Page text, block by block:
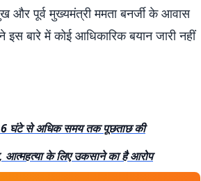
और पूर्व मुख्यमंत्री ममता बनर्जी के आवास
बारे में कोई आधिकारिक बयान जारी नहीं
6 घंटे से अधिक समय तक पूछताछ की
आत्महत्या के लिए उकसाने का है आरोप